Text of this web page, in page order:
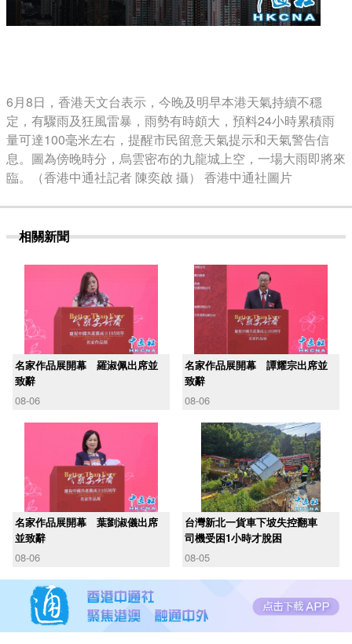
6月8日，香港天文台表示，今晚及明早本港天氣持續不穩
定，有驟雨及狂風雷暴，雨勢有時頗大，預料24小時累積雨
量可達100毫米左右，提醒市民留意天氣提示和天氣警告信
息。圖為傍晚時分，烏雲密布的九龍城上空，一場大雨即將來
臨。（香港中通社記者 陳奕啟 攝） 香港中通社圖片
相關新聞
名家作品展開幕 羅淑佩出席並
致辭
08-06
名家作品展開幕 譚耀宗出席並
致辭
08-06
名家作品展開幕 葉劉淑儀出席
並致辭
08-06
台灣新北一貨車下坡失控翻車
司機受困1小時才脫困
08-05